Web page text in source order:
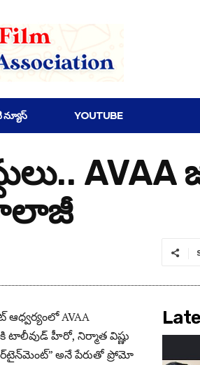
YOUTUBE
AVAA
ఆధ్వర్యంలో AVAA
టాలీవుడ్ హీరో, నిర్మాత విష్ణు
అనే పేరుతో ప్రోమో